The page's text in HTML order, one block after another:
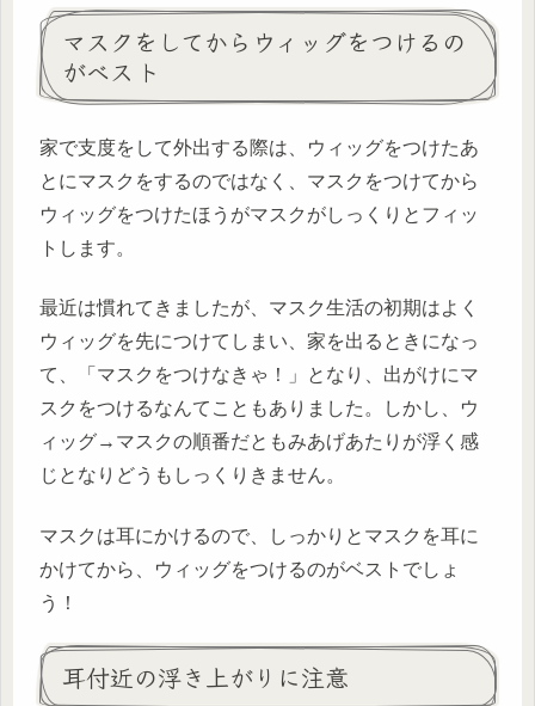
マスクをしてからウィッグをつけるの
がベスト
家で支度をして外出する際は、ウィッグをつけたあ
とにマスクをするのではなく、マスクをつけてから
ウィッグをつけたほうがマスクがしっくりとフィッ
トします。
最近は慣れてきましたが、マスク生活の初期はよく
ウィッグを先につけてしまい、家を出るときになっ
て、「マスクをつけなきゃ！」となり、出がけにマ
スクをつけるなんてこともありました。しかし、ウ
ィッグ→マスクの順番だともみあげあたりが浮く感
じとなりどうもしっくりきません。
マスクは耳にかけるので、しっかりとマスクを耳に
かけてから、ウィッグをつけるのがベストでしょ
う！
耳付近の浮き上がりに注意